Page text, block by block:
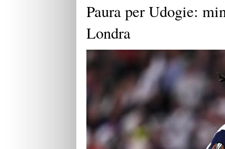
Paura per Udogie:
Londra